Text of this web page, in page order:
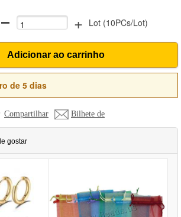
+ Lot(10PCs/Lot)
Adicionar ao carrinho
de 5 dias
Compartilhar Bilhete de
gostar